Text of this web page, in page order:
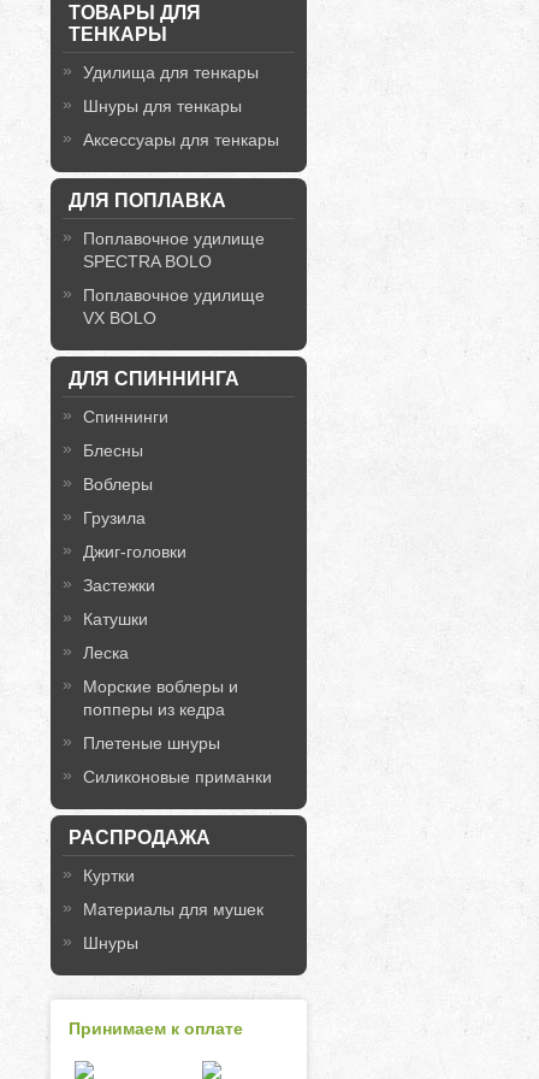
ТОВАРЫ ДЛЯ
ТЕНКАРЫ
Удилища для тенкары
Шнуры для тенкары
Аксессуары для тенкары
ДЛЯ ПОПЛАВКА
Поплавочное удилище
SPECTRA BOLO
Поплавочное удилище
VX BOLO
ДЛЯ СПИННИНГА
Спиннинги
Блесны
Воблеры
Грузила
Джиг-головки
Застежки
Катушки
Леска
Морские воблеры и
попперы из кедра
Плетеные шнуры
Силиконовые приманки
РАСПРОДАЖА
Куртки
Материалы для мушек
Шнуры
Принимаем к оплате